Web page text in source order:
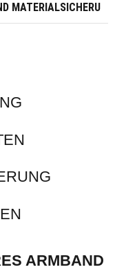
MATERIALSICHERUNG
ARMBAND